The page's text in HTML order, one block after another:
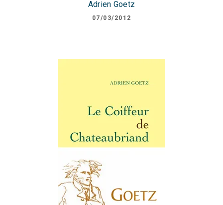
Adrien Goetz
07/03/2012